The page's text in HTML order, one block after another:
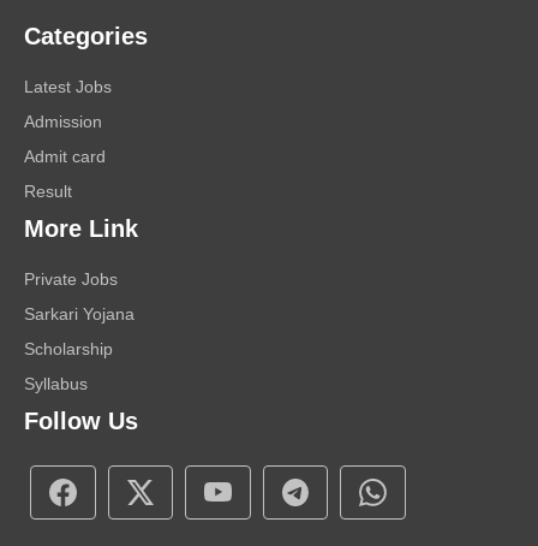
Categories
Latest Jobs
Admission
Admit card
Result
More Link
Private Jobs
Sarkari Yojana
Scholarship
Syllabus
Follow Us